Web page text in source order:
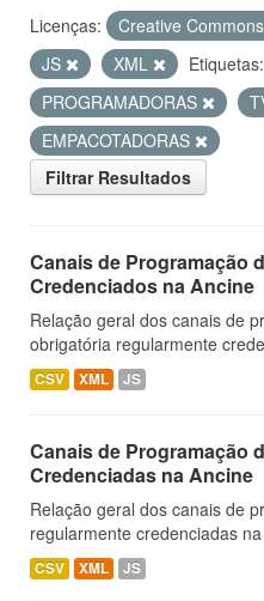
Licenças: Creative
JS
XML Etiquetas:
PROGRAMADORAS
EMPACOTADORAS
Filtrar Resultados
Canais de Programação
Credenciados na Ancine
Relação geral dos canais de
obrigatória regularmente
CSV XML JS
Canais de Programação
Credenciadas na Ancine
Relação geral dos canais de
regularmente credenciadas
CSV XML JS